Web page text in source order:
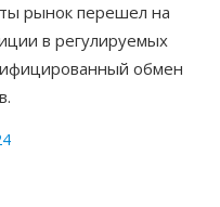
рынок перешел на
в регулируемых
обмен